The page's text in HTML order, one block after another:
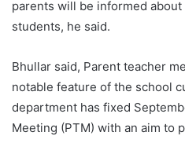
parents will be informed
students, he said.
Bhullar said, Parent teacher
notable feature of the school
department has fixed
Meeting (PTM) with an aim to